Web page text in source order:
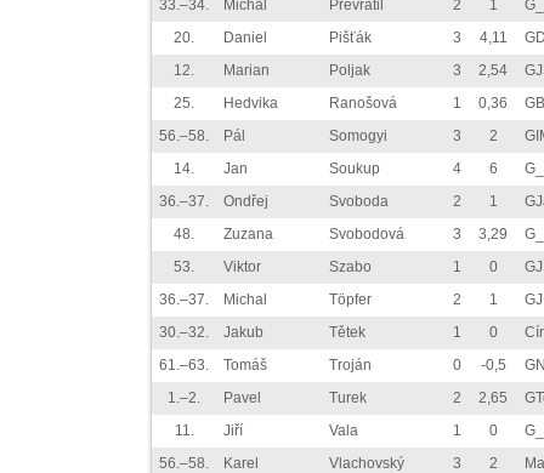
33.–34.
Michal Převrátil 2 1
20.
Daniel Pišťák 3 4,11
12.
Marian Poljak 3 2,54
25.
Hedvika Ranošová 1 0,36
56.–58.
Pál Somogyi 3 2
14.
Jan Soukup 4 6
36.–37.
Ondřej Svoboda 2 1
48.
Zuzana Svobodová 3 3,29
53.
Viktor Szabo 1 0
36.–37.
Michal Töpfer 2 1
30.–32.
Jakub Tětek 1 0
61.–63.
Tomáš Troján 0 -0,5
1.–2.
Pavel Turek 2 2,65
11.
Jiří Vala 1 0
56.–58.
Karel Vlachovský 3 2